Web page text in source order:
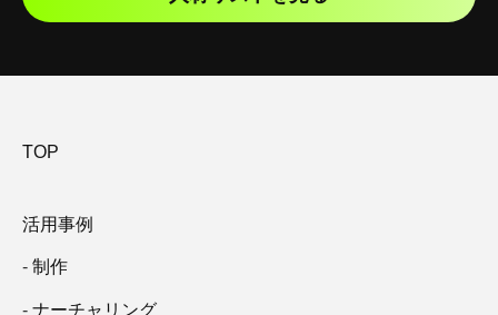
TOP
活用事例
制作
ナーチャリング